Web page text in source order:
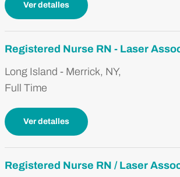
Ver detalles
Registered Nurse RN - Laser
Long Island - Merrick, NY,
Full Time
Ver detalles
Registered Nurse RN / Laser